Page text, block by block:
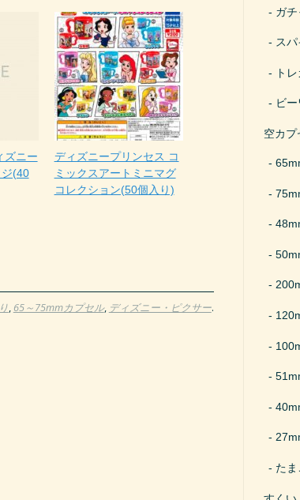
ズニー
(40
ディズニープリンセス コ
ミックスアートミニマグ
コレクション(50個入り)
, 65～75mmカプセル, ディズニー・ピクサー.
ガ
ス
ト
ビ
空カプ
た